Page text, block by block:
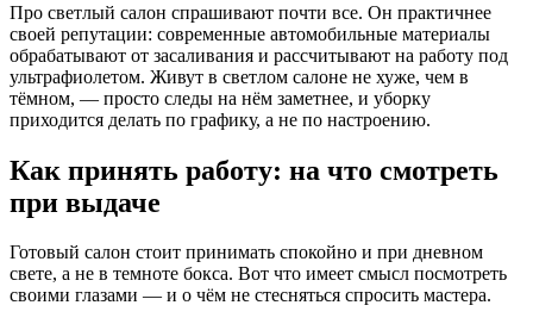
Про светлый салон спрашивают почти все. Он практичнее
своей репутации: современные автомобильные материалы
обрабатывают от засаливания и рассчитывают на работу под
ультрафиолетом. Живут в светлом салоне не хуже, чем в
тёмном, — просто следы на нём заметнее, и уборку
приходится делать по графику, а не по настроению.
Как принять работу: на что смотреть
при выдаче
Готовый салон стоит принимать спокойно и при дневном
свете, а не в темноте бокса. Вот что имеет смысл посмотреть
своими глазами — и о чём не стесняться спросить мастера.